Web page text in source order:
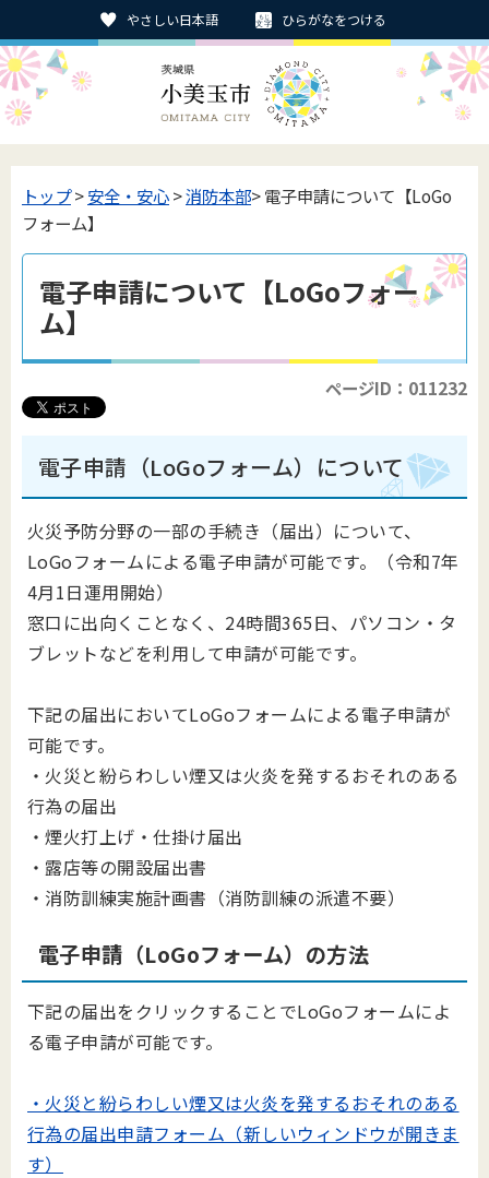
やさしい日本語 ひらがなをつける
トップ>安全・安心>消防本部> 電子申請について【LoGo
フォーム】
電子申請について【LoGoフォー
ム】
ページID：011232
電子申請（LoGoフォーム）について
火災予防分野の一部の手続き（届出）について、
LoGoフォームによる電子申請が可能です。（令和7年
4月1日運用開始）
窓口に出向くことなく、24時間365日、パソコン・タ
ブレットなどを利用して申請が可能です。
下記の届出においてLoGoフォームによる電子申請が
可能です。
・火災と紛らわしい煙又は火炎を発するおそれのある
行為の届出
・煙火打上げ・仕掛け届出
・露店等の開設届出書
・消防訓練実施計画書（消防訓練の派遣不要）
電子申請（LoGoフォーム）の方法
下記の届出をクリックすることでLoGoフォームによ
る電子申請が可能です。
・火災と紛らわしい煙又は火炎を発するおそれのある
行為の届出申請フォーム（新しいウィンドウが開きま
す）